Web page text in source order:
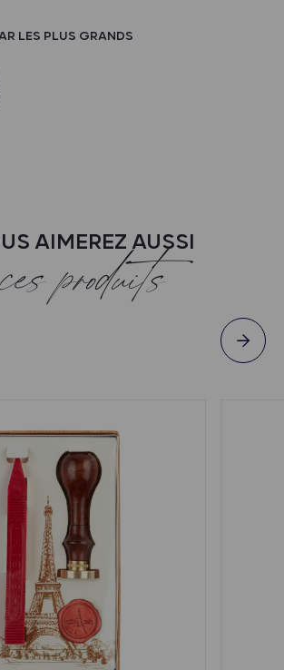
LES PLUS GRANDS
AIMEREZ AUSSI
produits